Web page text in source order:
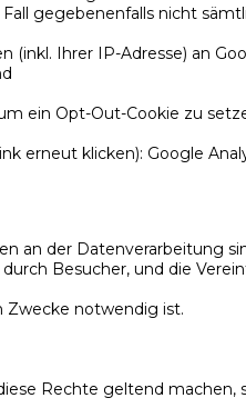
gegebenenfalls nicht
Ihrer IP-Adresse) an
ein Opt-Out-Cookie zu
erneut klicken): Google
an der Datenverarbeitung
Besucher, und die
Zwecke notwendig ist.
Rechte geltend machen,